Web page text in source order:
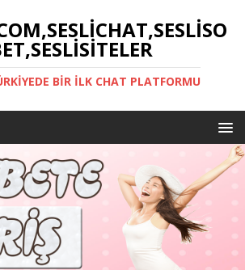
BIR İLK CHAT PLATFORMU